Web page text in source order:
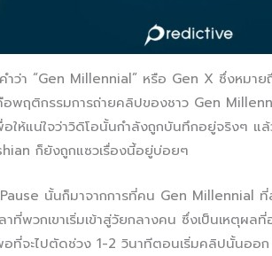
ำว่า “Gen Millennial” หรือ Gen X ซึ่งหมา
พฤติกรรมการถ่ายคลิปของชาว Gen
ให้แน่ใจว่าวิดิโอนั้นกำลังถูกบันทึกอยู่จริงๆ แ
ก็ยังถูกแซวเรื่องนี้อยู่บ่อยๆ
นั้นก็มาจากการที่คน Gen Millennial ที่
าที่พวกเขาเริ่มเข้าสู่วัยกลางคน ซึ่งเป็นเหตุผล
ที่จะไปตัดช่วง 1-2 วินาทีตอนเริ่มคลิปนั้นออ